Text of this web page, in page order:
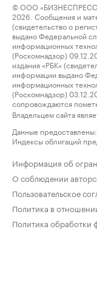
© ООО
2026. Сообщения и
(свидетельство о
выдано Федеральной
информационных
(Роскомнадзор)
издания «РБК»
информации выдано
информационных
(Роскомнадзор)
сопровождаются
Владельцем сайта
Данные предоставлены:
Индексы облигаций
Информация об
О соблюдении
Пользовательское
Политика в
Политика обработки